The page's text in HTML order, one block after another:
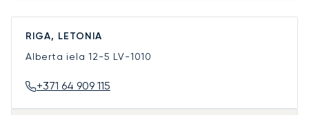
RIGA, LETONIA
Alberta iela 12-5 LV-1010
+371 64 909 115